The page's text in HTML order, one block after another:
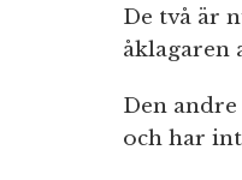
De två är
åklagaren
Den
och har